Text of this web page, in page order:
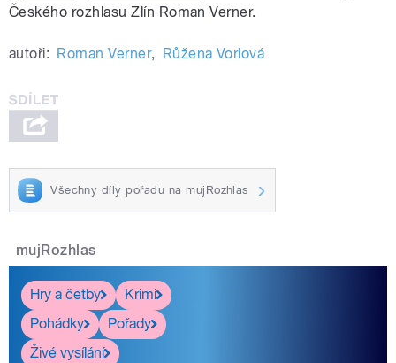
Českého rozhlasu Zlín Roman Verner.
autoři: Roman Verner, Růžena Vorlová
Všechny díly pořadu na mujRozhlas
mujRozhlas
Hry a četby
Krimi
Pohádky
Pořady
Živé vysílání